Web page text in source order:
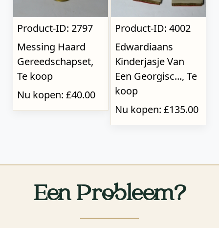
Product-ID: 2797
Messing Haard
Gereedschapset,
Te koop
Nu kopen: £40.00
Product-ID: 4002
Edwardiaans
Kinderjasje Van
Een Georgisc..., Te
koop
Nu kopen: £135.00
Een Probleem?